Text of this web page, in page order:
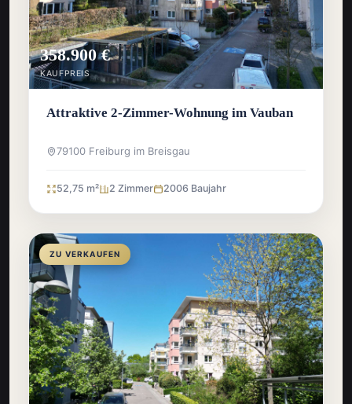
358.900 €
KAUFPREIS
Attraktive 2-Zimmer-Wohnung im Vauban
79100 Freiburg im Breisgau
52,75 m² 2 Zimmer 2006 Baujahr
ZU VERKAUFEN